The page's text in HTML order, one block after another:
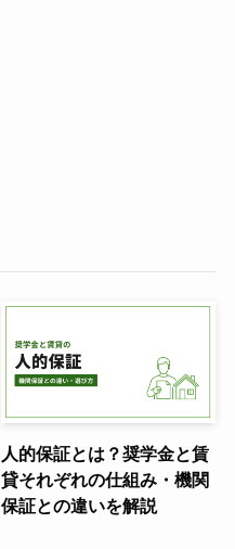
人的保証とは？奨学金と賃
貸それぞれの仕組み・機関
保証との違いを解説